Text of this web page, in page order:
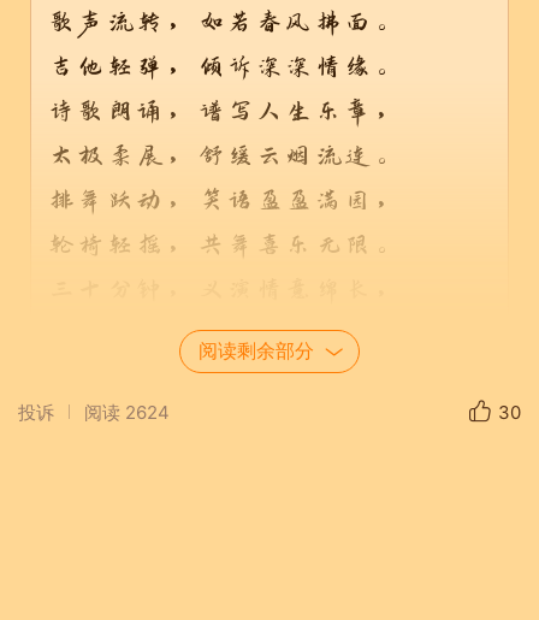
歌声流转，如若春风拂面。
吉他轻弹，倾诉深深情缘。
诗歌朗诵，谱写人生乐章，
太极柔展，舒缓云烟流连。
排舞跃动，笑语盈盈满园，
轮椅轻摇，共舞喜乐无限。
温暖共鸣，又在心间流淌。
这一时刻，欢乐没有界限，
爱让岁月，闪耀光芒无限。
阅读剩余部分
投诉 阅读 2624 30